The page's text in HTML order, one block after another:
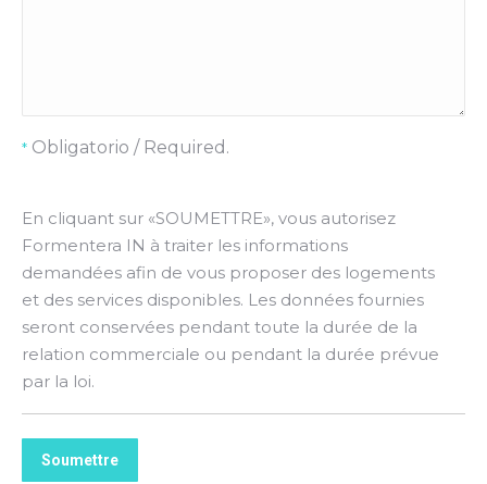
* Obligatorio / Required.
En cliquant sur «SOUMETTRE», vous autorisez
Formentera IN à traiter les informations
demandées afin de vous proposer des logements
et des services disponibles. Les données fournies
seront conservées pendant toute la durée de la
relation commerciale ou pendant la durée prévue
par la loi.
Soumettre